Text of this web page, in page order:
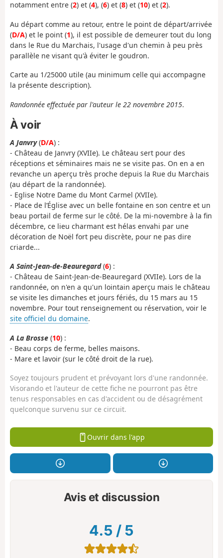
notamment entre (2) et (4), (6) et (8) et (10) et (2).
Au départ comme au retour, entre le point de départ/arrivée
(D/A) et le point (1), il est possible de demeurer tout du long
dans le Rue du Marchais, l'usage d'un chemin à peu près
parallèle ne visant qu'à éviter le goudron.
Carte au 1/25000 utile (au minimum celle qui accompagne
la présente description).
Randonnée effectuée par l'auteur le 22 novembre 2015.
À voir
A Janvry(D/A) :
- Château de Janvry (XVIIe). Le château sert pour des
réceptions et séminaires mais ne se visite pas. On en a en
revanche un aperçu très proche depuis la Rue du Marchais
(au départ de la randonnée).
- Eglise Notre Dame du Mont Carmel (XVIIe).
- Place de l’Église avec un belle fontaine en son centre et un
beau portail de ferme sur le côté. De la mi-novembre à la fin
décembre, ce lieu charmant est hélas envahi par une
décoration de Noël fort peu discrète, pour ne pas dire
criarde...
A Saint-Jean-de-Beauregard(6) :
- Château de Saint-Jean-de-Beauregard (XVIIe). Lors de la
randonnée, on n'en a qu'un lointain aperçu mais le château
se visite les dimanches et jours fériés, du 15 mars au 15
novembre. Pour tout renseignement ou réservation, voir le
site officiel du domaine.
A La Brosse (10) :
- Beau corps de ferme, belles maisons.
- Mare et lavoir (sur le côté droit de la rue).
Soyez toujours prudent et prévoyant lors d'une randonnée.
Visorando et l'auteur de cette fiche ne pourront pas être
tenus responsables en cas d'accident ou de désagrément
quelconque survenu sur ce circuit.
Ouvrir dans l'app
Avis et discussion
4.5 / 5